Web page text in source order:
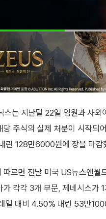
스는 지난달 22일 임원과 사
당 주식의 실제 처분이 시작되
린 128만6000원에 장을 마감
따르면 전날 미국 US뉴스앤월
가 각각 3개 부문, 제네시스가
일 대비 4.50% 내린 53만